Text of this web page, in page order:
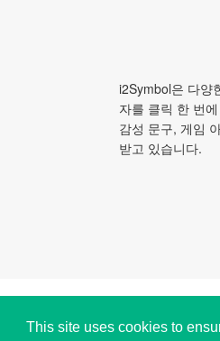
This site uses cookies to
i2Symbol은 다양
자를 클릭 한 번
감성 문구, 게임
받고 있습니다.
Copyright ©